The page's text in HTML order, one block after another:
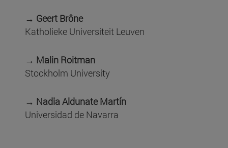
→ Geert Brône
Katholieke Universiteit Leuven
→ Malin Roitman
Stockholm University
→ Nadia Aldunate Martín
Universidad de Navarra